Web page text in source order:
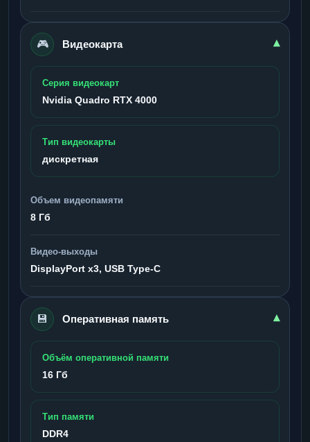
🎮 Видеокарта ▾
Серия видеокарт
Nvidia Quadro RTX 4000
Тип видеокарты
дискретная
Объем видеопамяти
8 Гб
Видео-выходы
DisplayPort x3, USB Type-C
💾 Оперативная память ▾
Объём оперативной памяти
16 Гб
Тип памяти
DDR4